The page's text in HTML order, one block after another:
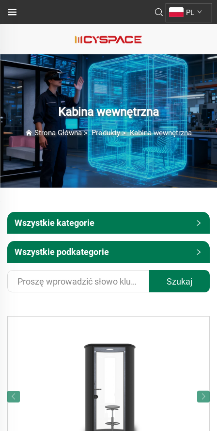
PL
Kabina wewnętrzna
Strona Główna>Produkty>Kabina wewnętrzna
Wszystkie kategorie
Wszystkie podkategorie
Szukaj